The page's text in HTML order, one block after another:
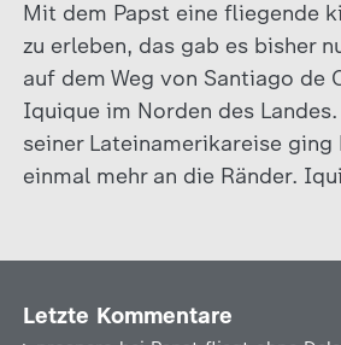
Mit dem Papst eine fliegende
zu erleben, das gab es bisher
auf dem Weg von Santiago de
Iquique im Norden des
seiner Lateinamerikareise ging
einmal mehr an die Ränder.
Letzte Kommentare